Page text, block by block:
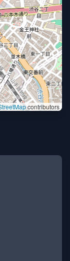
contributors